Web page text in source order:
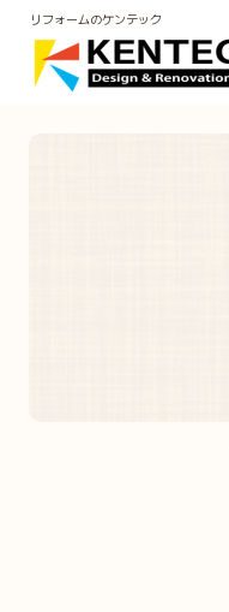
リフォームのケンテック